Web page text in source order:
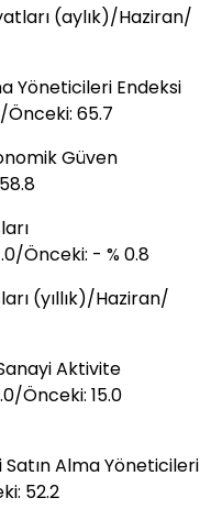
(aylık)/Haziran/
Yöneticileri Endeksi
65.7
Güven
Önceki: - % 0.8
(yıllık)/Haziran/
Aktivite
Önceki: 15.0
Alma Yöneticileri
52.2